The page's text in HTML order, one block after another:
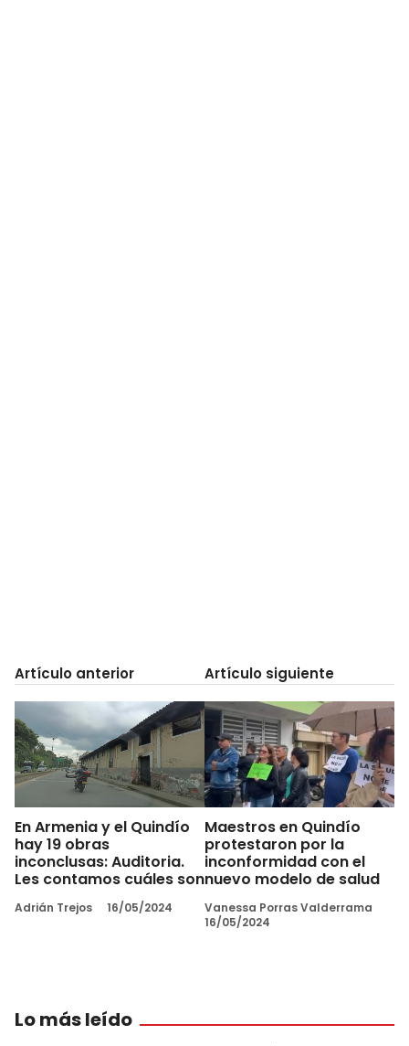
Artículo anterior
En Armenia y el Quindío
hay 19 obras
inconclusas: Auditoria.
Les contamos cuáles son
Adrián Trejos 16/05/2024
Artículo siguiente
Maestros en Quindío
protestaron por la
inconformidad con el
nuevo modelo de salud
Vanessa Porras Valderrama
16/05/2024
Lo más leído